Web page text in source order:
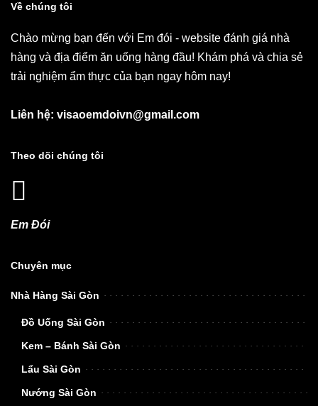
Về chúng tôi
Chào mừng bạn đến với Em đói - website đánh giá nhà
hàng và địa điểm ăn uống hàng đầu! Khám phá và chia sẻ
trải nghiệm ẩm thực của bạn ngay hôm nay!
Liên hệ: visaoemdoivn@gmail.com
Theo dõi chúng tôi
Em Đói
Chuyên mục
Nhà Hàng Sài Gòn
Đồ Uống Sài Gòn
Kem – Bánh Sài Gòn
Lẩu Sài Gòn
Nướng Sài Gòn